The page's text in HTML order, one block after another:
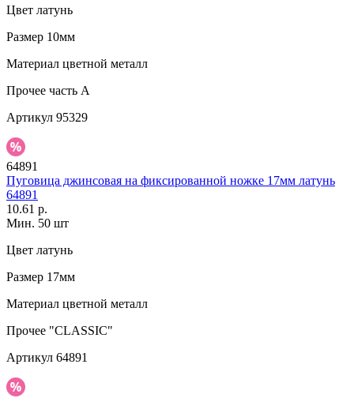
Цвет латунь
Размер 10мм
Материал цветной металл
Прочее часть A
Артикул 95329
64891
Пуговица джинсовая на фиксированной ножке 17мм латунь
64891
10.61 р.
Мин. 50 шт
Цвет латунь
Размер 17мм
Материал цветной металл
Прочее "CLASSIC"
Артикул 64891